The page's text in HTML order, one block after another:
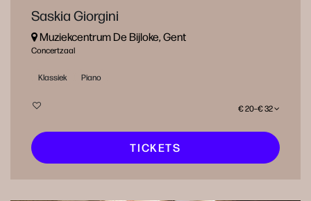
Saskia Giorgini
Muziekcentrum De Bijloke, Gent
Concertzaal
Klassiek Piano
€ 20–€ 32
TICKETS